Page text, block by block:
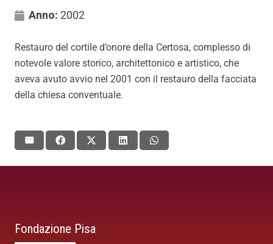
Anno: 2002
Restauro del cortile d’onore della Certosa, complesso di
notevole valore storico, architettonico e artistico, che
aveva avuto avvio nel 2001 con il restauro della facciata
della chiesa conventuale.
Fondazione Pisa